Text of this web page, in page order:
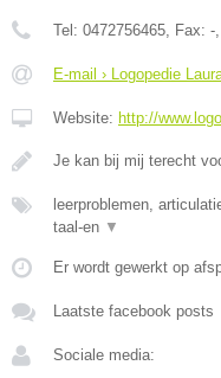
Tel: 0472756465, Fax: -
E-mail › Logopedie
Website: http://
Je kan bij mij terecht
leerproblemen,
taal-en ▼
Er wordt gewerkt op
Laatste facebook posts
Sociale media: